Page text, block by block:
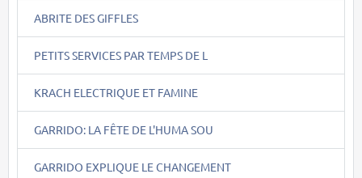
ABRITE DES GIFFLES
PETITS SERVICES PAR TEMPS DE L
KRACH ELECTRIQUE ET FAMINE
GARRIDO: LA FÊTE DE L'HUMA SOU
GARRIDO EXPLIQUE LE CHANGEMENT